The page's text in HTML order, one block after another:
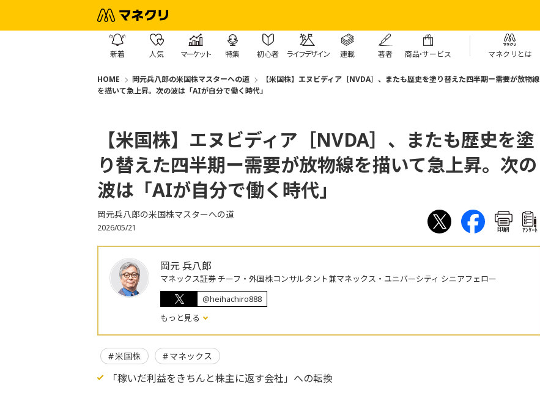
新着 人気 マーケット 特集 初心者 ライフデザイン 連載 著者 商品・サービス マネクリとは
HOME 岡元兵八郎の米国株マスターへの道
【米国株】エヌビディア［NVDA］、またも歴史を塗り替えた四半期ー需要が放物線
を描いて急上昇。次の波は「AIが自分で働く時代」
【米国株】エヌビディア［NVDA］、またも歴史を塗
り替えた四半期ー需要が放物線を描いて急上昇。次の
波は「AIが自分で働く時代」
岡元兵八郎の米国株マスターへの道
2026/05/21 印刷 ｱﾝｹｰﾄ
岡元 兵八郎
マネックス証券 チーフ・外国株コンサルタント兼マネックス・ユニバーシティ シニアフェロー
@heihachiro888
もっと見る
米国株 マネックス
「稼いだ利益をきちんと株主に返す会社」への転換